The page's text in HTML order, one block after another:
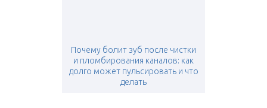
Почему болит зуб после чистки
и пломбирования каналов: как
долго может пульсировать и что
делать